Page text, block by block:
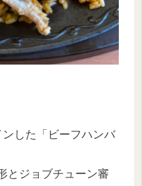
した「ビーフハンバ
とジョブチューン審